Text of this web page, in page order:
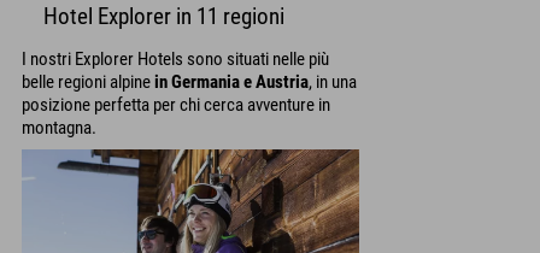
Hotel Explorer in 11 regioni
I nostri Explorer Hotels sono situati nelle più
belle regioni alpinein Germania e Austria, in una
posizione perfetta per chi cerca avventure in
montagna.